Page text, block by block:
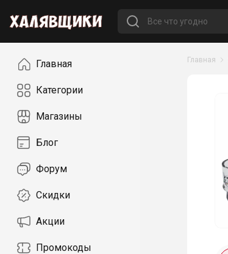
НавигацияГлавная
Категории
Магазины
Блог
Форум
Скидки
Акции
Промокоды
Главная